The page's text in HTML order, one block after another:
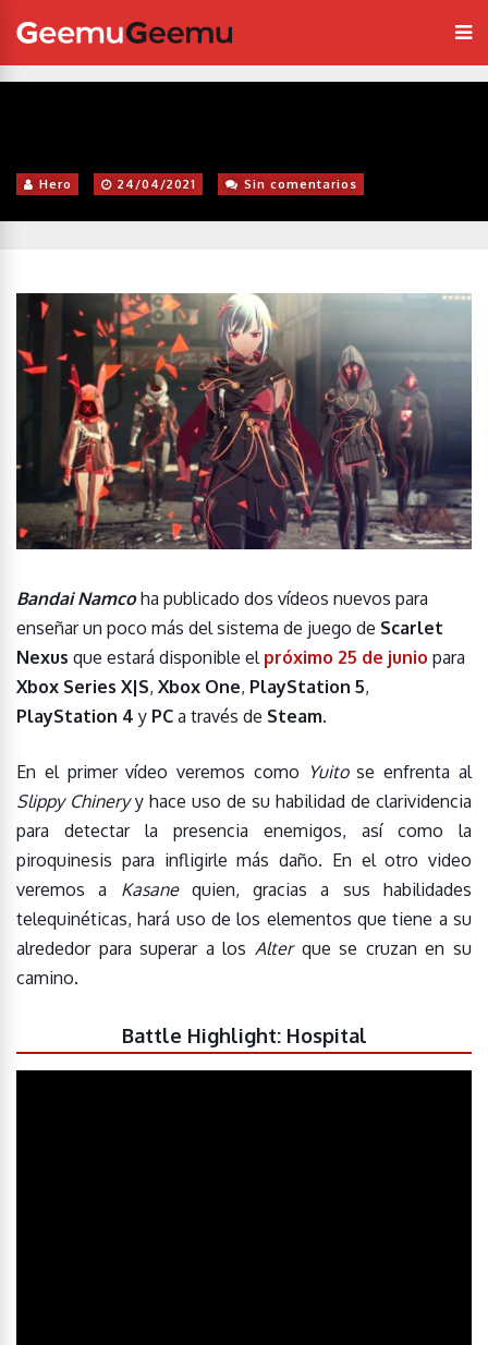
Hero 24/04/2021 Sin comentarios
Bandai Namco ha publicado dos vídeos nuevos para
enseñar un poco más del sistema de juego de Scarlet
Nexus que estará disponible el próximo 25 de junio para
Xbox Series X|S, Xbox One, PlayStation 5,
PlayStation 4 y PC a través de Steam.
En el primer vídeo veremos como Yuitose enfrenta al
Slippy Chineryy hace uso de su habilidad de clarividencia
para detectar la presencia enemigos, así como la
piroquinesis para infligirle más daño. En el otro video
veremos a Kasanequien, gracias a sus habilidades
telequinéticas, hará uso de los elementos que tiene a su
alrededor para superar a los Alterque se cruzan en su
camino.
Battle Highlight: Hospital